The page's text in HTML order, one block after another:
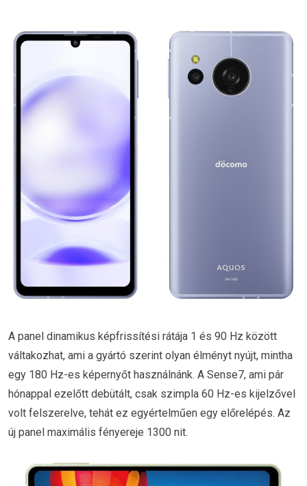
A panel dinamikus képfrissítési rátája 1 és 90 Hz között
váltakozhat, ami a gyártó szerint olyan élményt nyújt, mintha
egy 180 Hz-es képernyőt használnánk. A Sense7, ami pár
hónappal ezelőtt debütált, csak szimpla 60 Hz-es kijelzővel
volt felszerelve, tehát ez egyértelműen egy előrelépés. Az
új panel maximális fényereje 1300 nit.